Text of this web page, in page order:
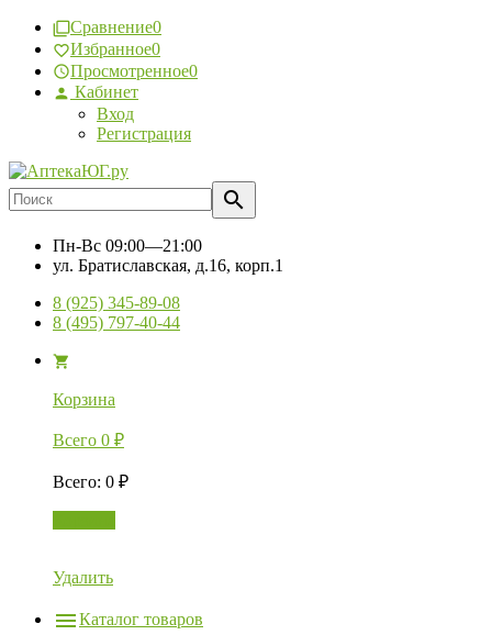
Сравнение0
Избранное0
Просмотренное0
Кабинет
Вход
Регистрация
Пн-Вс 09:00—21:00
ул. Братиславская, д.16, корп.1
8 (925) 345-89-08
8 (495) 797-40-44
Корзина
Всего 0 ₽
Всего: 0 ₽
Удалить
Каталог товаров